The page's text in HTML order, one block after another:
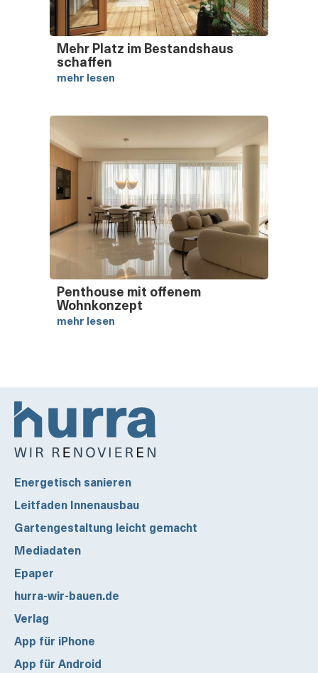
Mehr Platz im Bestandshaus
schaffen
mehr lesen
Penthouse mit offenem
Wohnkonzept
mehr lesen
Energetisch sanieren
Leitfaden Innenausbau
Gartengestaltung leicht gemacht
Mediadaten
Epaper
hurra-wir-bauen.de
Verlag
App für iPhone
App für Android